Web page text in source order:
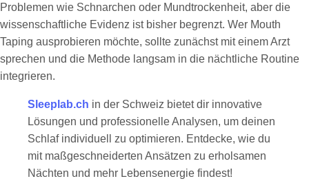
Problemen wie Schnarchen oder Mundtrockenheit, aber die
wissenschaftliche Evidenz ist bisher begrenzt. Wer Mouth
Taping ausprobieren möchte, sollte zunächst mit einem Arzt
sprechen und die Methode langsam in die nächtliche Routine
integrieren.
Sleeplab.ch in der Schweiz bietet dir innovative
Lösungen und professionelle Analysen, um deinen
Schlaf individuell zu optimieren. Entdecke, wie du
mit maßgeschneiderten Ansätzen zu erholsamen
Nächten und mehr Lebensenergie findest!